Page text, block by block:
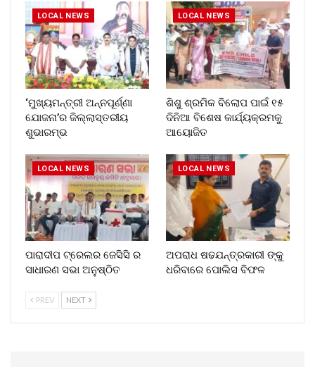
LOCAL NEWS
‘ମୁଖ୍ୟମନ୍ତ୍ରୀ ଅନ୍ନପୂର୍ଣ୍ଣା
ଯୋଜନା’ର ଜିଲ୍ଲାସ୍ତରୀୟ
ଶୁଭାରମ୍ଭ
LOCAL NEWS
ଶିଶୁ ଶ୍ରମିକ ବିଲୋପ ପାଇଁ ୧୫
ଦିନିଆ ବିଶେଷ କାର୍ଯ୍ୟକ୍ରମକୁ
ଆୟୋଜିତ
LOCAL NEWS
ପାରାଦୀପ ଟ୍ରେଲର ଜେସିସି ର
ସାଧାରଣ ସଭା ଅନୁଷ୍ଠିତ
LOCAL NEWS
ଅପରାଧ ଷଢଯନ୍ତ୍ରକାରୀ ଙ୍କୁ
ଧରିବାରେ ପୋଲିସ ବିଫଳ
PREV NEXT